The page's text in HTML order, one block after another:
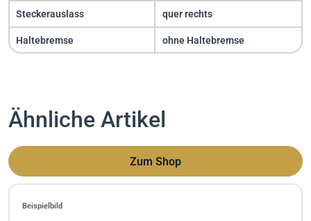
Steckerauslass quer rechts
Haltebremse ohne Haltebremse
Ähnliche Artikel
Zum Shop
Beispielbild